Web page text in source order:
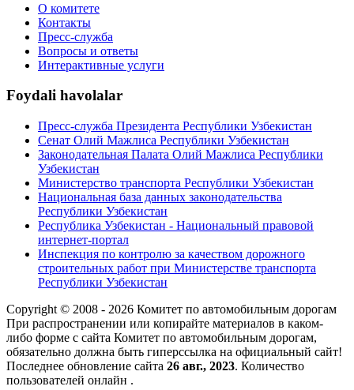
О комитете
Контакты
Пресс-служба
Вопросы и ответы
Интерактивные услуги
Foydali havolalar
Пресс-служба Президента Республики Узбекистан
Сенат Олий Мажлиса Республики Узбекистан
Законодательная Палата Олий Мажлиса Республики
Узбекистан
Министерство транспорта Республики Узбекистан
Национальная база данных законодательства
Республики Узбекистан
Республика Узбекистан - Национальный правовой
интернет-портал
Инспекция по контролю за качеством дорожного
строительных работ при Министерстве транспорта
Республики Узбекистан
Copyright © 2008 - 2026 Комитет по автомобильным дорогам
При распространении или копирайте материалов в каком-
либо форме с сайта Комитет по автомобильным дорогам,
обязательно должна быть гиперссылка на официальный сайт!
Последнее обновление сайта 26 авг., 2023. Количество
пользователей онлайн .